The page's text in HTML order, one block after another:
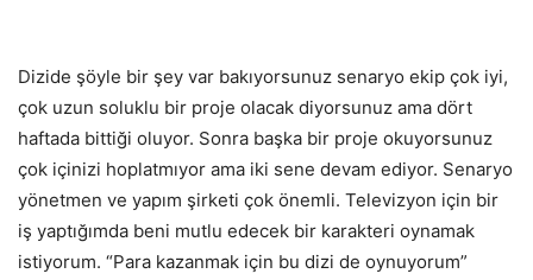
Dizide şöyle bir şey var bakıyorsunuz senaryo ekip çok iyi,
çok uzun soluklu bir proje olacak diyorsunuz ama dört
haftada bittiği oluyor. Sonra başka bir proje okuyorsunuz
çok içinizi hoplatmıyor ama iki sene devam ediyor. Senaryo
yönetmen ve yapım şirketi çok önemli. Televizyon için bir
iş yaptığımda beni mutlu edecek bir karakteri oynamak
istiyorum. “Para kazanmak için bu dizi de oynuyorum”